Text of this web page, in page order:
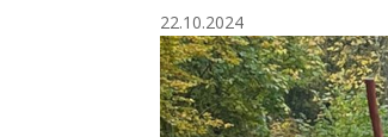
22.10.2024